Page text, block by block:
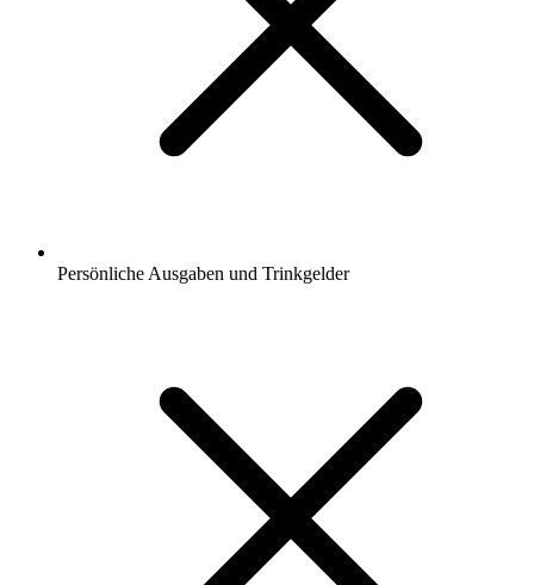
Persönliche Ausgaben und Trinkgelder